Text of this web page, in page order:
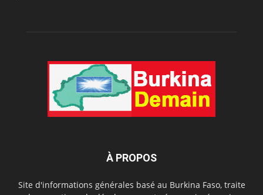
À PROPOS
Site d'informations générales basé au Burkina Faso, traite